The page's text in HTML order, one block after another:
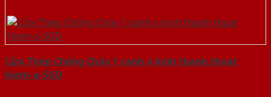
Cửa Thép Chống Cháy 1 canh o kinh thanh thoat
hiem-a-SGD